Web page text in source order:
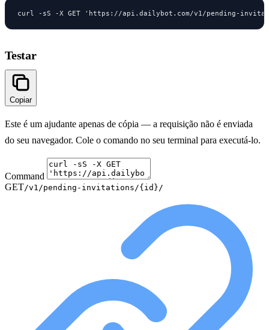
curl -sS -X GET 'https://api.dailybot.com/v1/pending-
Testar
Copiar
Este é um ajudante apenas de cópia — a requisição não é enviada
do seu navegador. Cole o comando no seu terminal para executá-lo.
Command
GET/v1/pending-invitations/{id}/